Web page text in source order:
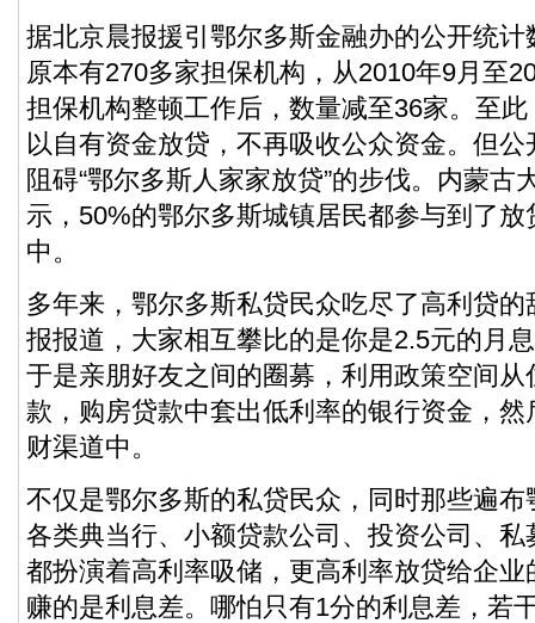
据北京晨报援引鄂尔多斯金融办的公开统
原本有270多家担保机构，从2010年9月至
担保机构整顿工作后，数量减至36家。至
以自有资金放贷，不再吸收公众资金。但
阻碍“鄂尔多斯人家家放贷”的步伐。内蒙古
示，50%的鄂尔多斯城镇居民都参与到了
中。
多年来，鄂尔多斯私贷民众吃尽了高利贷
报报道，大家相互攀比的是你是2.5元的月
于是亲朋好友之间的圈募，利用政策空间
款，购房贷款中套出低利率的银行资金，
财渠道中。
不仅是鄂尔多斯的私贷民众，同时那些遍
各类典当行、小额贷款公司、投资公司、
都扮演着高利率吸储，更高利率放贷给企
赚的是利息差。哪怕只有1分的利息差，若